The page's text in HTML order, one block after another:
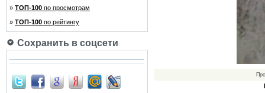
» ТОП-100 по просмотрам
» ТОП-100 по рейтингу
Сохранить в соцсети